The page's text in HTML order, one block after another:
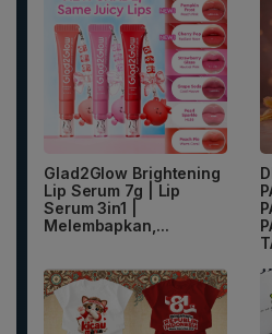
Glad2Glow Brightening
Lip Serum 7g | Lip
Serum 3in1 |
Melembapkan,...